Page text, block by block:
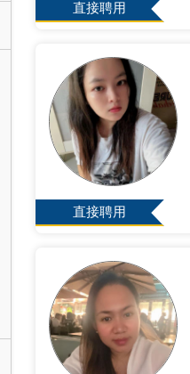
直接聘用
直接聘用